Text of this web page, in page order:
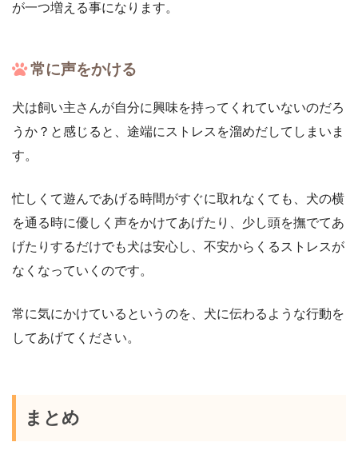
が一つ増える事になります。
常に声をかける
犬は飼い主さんが自分に興味を持ってくれていないのだろ
うか？と感じると、途端にストレスを溜めだしてしまいま
す。
忙しくて遊んであげる時間がすぐに取れなくても、犬の横
を通る時に優しく声をかけてあげたり、少し頭を撫でてあ
げたりするだけでも犬は安心し、不安からくるストレスが
なくなっていくのです。
常に気にかけているというのを、犬に伝わるような行動を
してあげてください。
まとめ